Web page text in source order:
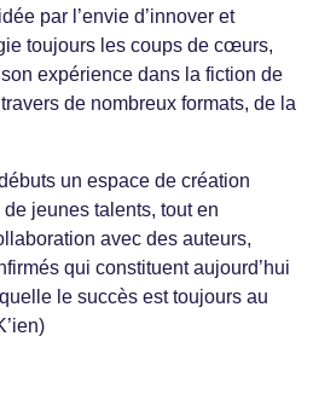
par l’envie d’innover et
toujours les coups de cœurs,
expérience dans la fiction de
de nombreux formats, de la
un espace de création
jeunes talents, tout en
avec des auteurs,
qui constituent aujourd’hui
le succès est toujours au